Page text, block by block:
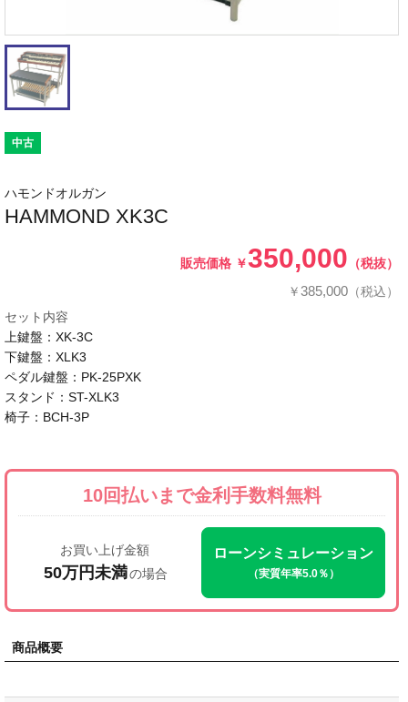
中古
ハモンドオルガン
HAMMOND XK3C
販売価格 ￥350,000 （税抜）
￥385,000 （税込）
セット内容
上鍵盤：XK-3C
下鍵盤：XLK3
ペダル鍵盤：PK-25PXK
スタンド：ST-XLK3
椅子：BCH-3P
10回払いまで金利手数料無料
お買い上げ金額
50万円未満の場合
ローンシミュレーション
（実質年率5.0％）
商品概要